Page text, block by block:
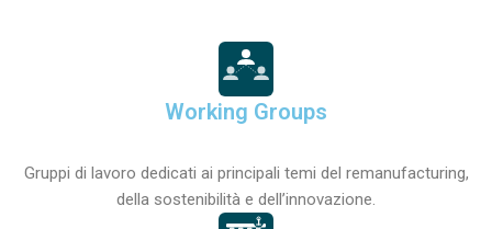
Working Groups
Gruppi di lavoro dedicati ai principali temi del remanufacturing,
della sostenibilità e dell’innovazione.